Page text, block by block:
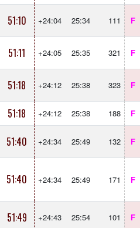
51:10 +24:04 25:34 111 F
51:11 +24:05 25:35 321 F
51:18 +24:12 25:38 323 F
51:18 +24:12 25:38 188 F
51:40 +24:34 25:49 132 F
51:40 +24:34 25:49 171 F
51:49 +24:43 25:54 101 F